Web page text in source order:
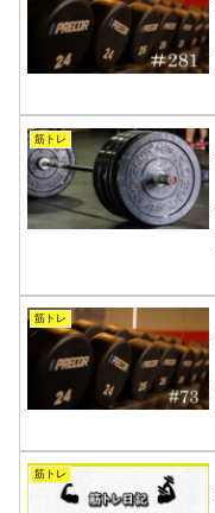
筋トレ
筋トレ
筋トレ